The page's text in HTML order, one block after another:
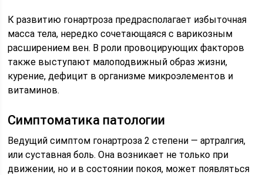
К развитию гонартроза предрасполагает избыточная
масса тела, нередко сочетающаяся с варикозным
расширением вен. В роли провоцирующих факторов
также выступают малоподвижный образ жизни,
курение, дефицит в организме микроэлементов и
витаминов.
Симптоматика патологии
Ведущий симптом гонартроза 2 степени — артралгия,
или суставная боль. Она возникает не только при
движении, но и в состоянии покоя, может появляться